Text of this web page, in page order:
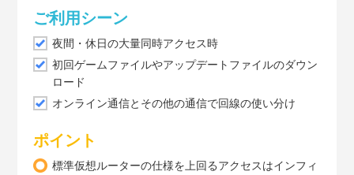
ご利用シーン
夜間・休日の大量同時アクセス時
初回ゲームファイルやアップデートファイルのダウン
ロード
オンライン通信とその他の通信で回線の使い分け
ポイント
標準仮想ルーターの仕様を上回るアクセスはインフィ